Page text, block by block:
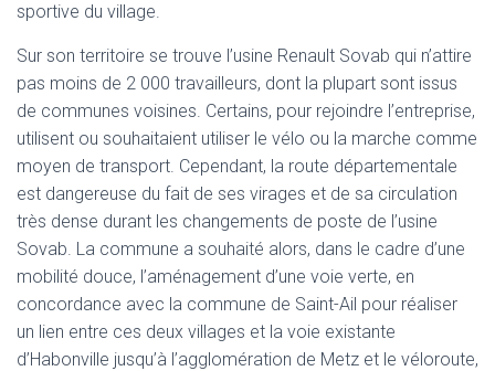
sportive du village.
Sur son territoire se trouve l’usine Renault Sovab qui n’attire
pas moins de 2 000 travailleurs, dont la plupart sont issus
de communes voisines. Certains, pour rejoindre l’entreprise,
utilisent ou souhaitaient utiliser le vélo ou la marche comme
moyen de transport. Cependant, la route départementale
est dangereuse du fait de ses virages et de sa circulation
très dense durant les changements de poste de l’usine
Sovab. La commune a souhaité alors, dans le cadre d’une
mobilité douce, l’aménagement d’une voie verte, en
concordance avec la commune de Saint-Ail pour réaliser
un lien entre ces deux villages et la voie existante
d’Habonville jusqu’à l’agglomération de Metz et le véloroute,